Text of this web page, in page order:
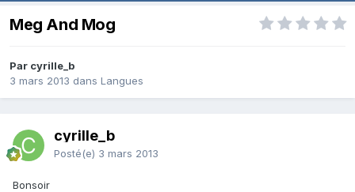
Meg And Mog
Par cyrille_b
3 mars 2013 dans Langues
cyrille_b
Posté(e) 3 mars 2013
Bonsoir